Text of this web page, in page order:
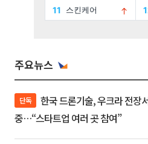
주요뉴스
단독
중…“스타트업 여러 곳 참여”